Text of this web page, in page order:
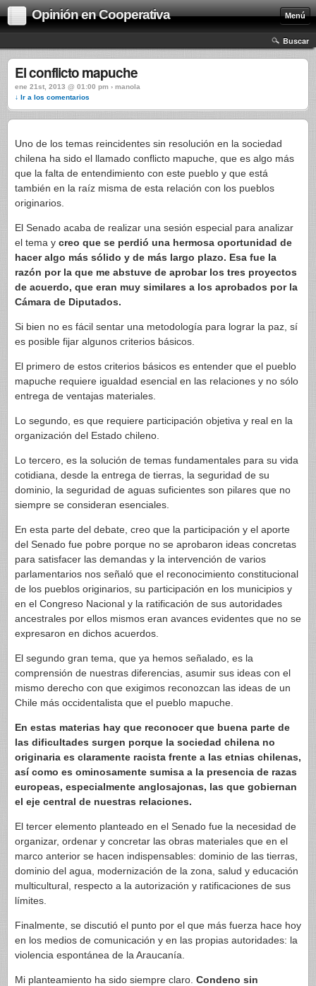
Opinión en Cooperativa Menú
Buscar
El conflicto mapuche
ene 21st, 2013 @ 01:00 pm › manola
↓ Ir a los comentarios
Uno de los temas reincidentes sin resolución en la sociedad
chilena ha sido el llamado conflicto mapuche, que es algo más
que la falta de entendimiento con este pueblo y que está
también en la raíz misma de esta relación con los pueblos
originarios.
El Senado acaba de realizar una sesión especial para analizar
el tema y creo que se perdió una hermosa oportunidad de
hacer algo más sólido y de más largo plazo. Esa fue la
razón por la que me abstuve de aprobar los tres proyectos
de acuerdo, que eran muy similares a los aprobados por la
Cámara de Diputados.
Si bien no es fácil sentar una metodología para lograr la paz, sí
es posible fijar algunos criterios básicos.
El primero de estos criterios básicos es entender que el pueblo
mapuche requiere igualdad esencial en las relaciones y no sólo
entrega de ventajas materiales.
Lo segundo, es que requiere participación objetiva y real en la
organización del Estado chileno.
Lo tercero, es la solución de temas fundamentales para su vida
cotidiana, desde la entrega de tierras, la seguridad de su
dominio, la seguridad de aguas suficientes son pilares que no
siempre se consideran esenciales.
En esta parte del debate, creo que la participación y el aporte
del Senado fue pobre porque no se aprobaron ideas concretas
para satisfacer las demandas y la intervención de varios
parlamentarios nos señaló que el reconocimiento constitucional
de los pueblos originarios, su participación en los municipios y
en el Congreso Nacional y la ratificación de sus autoridades
ancestrales por ellos mismos eran avances evidentes que no se
expresaron en dichos acuerdos.
El segundo gran tema, que ya hemos señalado, es la
comprensión de nuestras diferencias, asumir sus ideas con el
mismo derecho con que exigimos reconozcan las ideas de un
Chile más occidentalista que el pueblo mapuche.
En estas materias hay que reconocer que buena parte de
las dificultades surgen porque la sociedad chilena no
originaria es claramente racista frente a las etnias chilenas,
así como es ominosamente sumisa a la presencia de razas
europeas, especialmente anglosajonas, las que gobiernan
el eje central de nuestras relaciones.
El tercer elemento planteado en el Senado fue la necesidad de
organizar, ordenar y concretar las obras materiales que en el
marco anterior se hacen indispensables: dominio de las tierras,
dominio del agua, modernización de la zona, salud y educación
multicultural, respecto a la autorización y ratificaciones de sus
límites.
Finalmente, se discutió el punto por el que más fuerza hace hoy
en los medios de comunicación y en las propias autoridades: la
violencia espontánea de la Araucanía.
Mi planteamiento ha sido siempre claro. Condeno sin